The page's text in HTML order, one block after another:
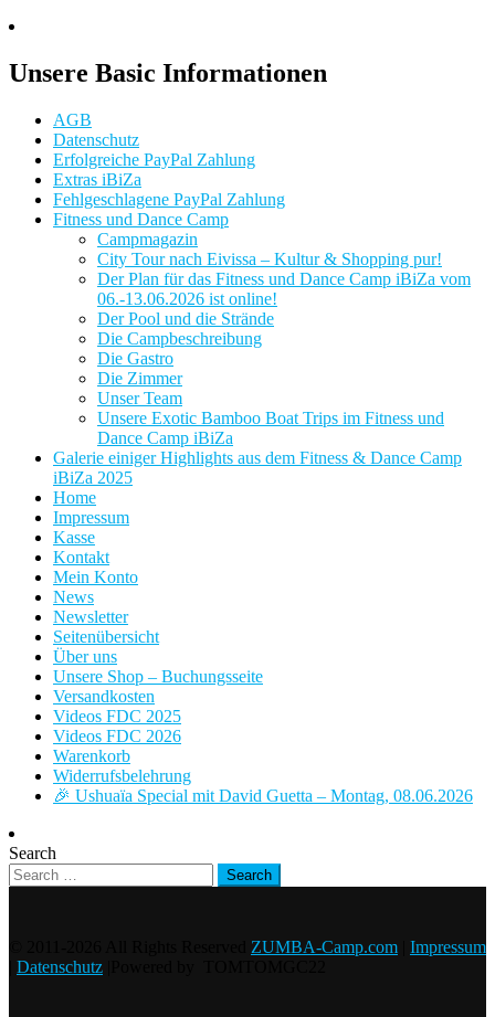
Unsere Basic Informationen
AGB
Datenschutz
Erfolgreiche PayPal Zahlung
Extras iBiZa
Fehlgeschlagene PayPal Zahlung
Fitness und Dance Camp
Campmagazin
City Tour nach Eivissa – Kultur & Shopping pur!
Der Plan für das Fitness und Dance Camp iBiZa vom
06.-13.06.2026 ist online!
Der Pool und die Strände
Die Campbeschreibung
Die Gastro
Die Zimmer
Unser Team
Unsere Exotic Bamboo Boat Trips im Fitness und
Dance Camp iBiZa
Galerie einiger Highlights aus dem Fitness & Dance Camp
iBiZa 2025
Home
Impressum
Kasse
Kontakt
Mein Konto
News
Newsletter
Seitenübersicht
Über uns
Unsere Shop – Buchungsseite
Versandkosten
Videos FDC 2025
Videos FDC 2026
Warenkorb
Widerrufsbelehrung
🎉 Ushuaïa Special mit David Guetta – Montag, 08.06.2026
Search
ZUMBA-Camp.com
Impressum
Datenschutz